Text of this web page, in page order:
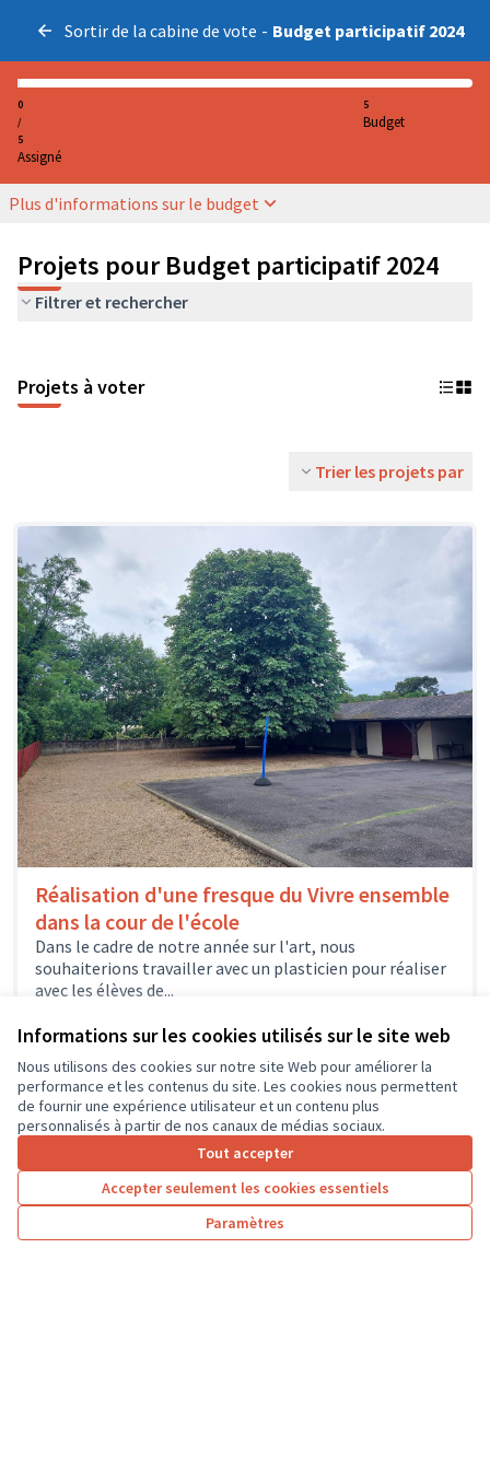
Informations sur les cookies utilisés sur le site web
Nous utilisons des cookies sur notre site Web pour améliorer la
performance et les contenus du site. Les cookies nous permettent
de fournir une expérience utilisateur et un contenu plus
personnalisés à partir de nos canaux de médias sociaux.
Tout accepter
Accepter seulement les cookies essentiels
Paramètres
Sortir de la cabine de vote - Budget participatif 2024
0
/
5
Assigné
5
Budget
Plus d'informations sur le budget
Projets pour Budget participatif 2024
Filtrer et rechercher
Projets à voter
Trier les projets par
Réalisation d'une fresque du Vivre ensemble
dans la cour de l'école
Dans le cadre de notre année sur l'art, nous
souhaiterions travailler avec un plasticien pour réaliser
avec les élèves de...